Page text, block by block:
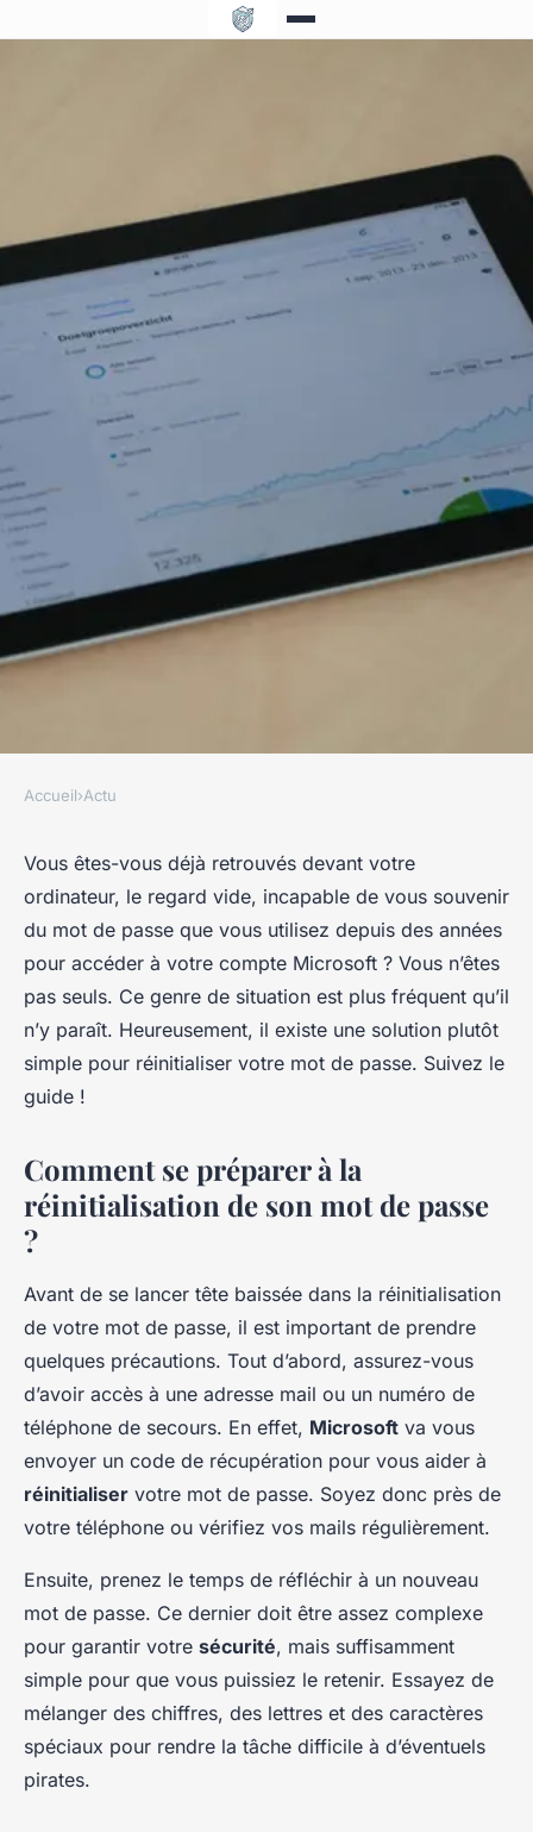
Quelles sont les étapes pour
réinitialiser votre mot de
passe en cas d'oubli ?
Clément•21 janvier 2024• 6 min de lecture
Accueil›Actu
Vous êtes-vous déjà retrouvés devant votre
ordinateur, le regard vide, incapable de vous souvenir
du mot de passe que vous utilisez depuis des années
pour accéder à votre compte Microsoft ? Vous n’êtes
pas seuls. Ce genre de situation est plus fréquent qu’il
n’y paraît. Heureusement, il existe une solution plutôt
simple pour réinitialiser votre mot de passe. Suivez le
guide !
Comment se préparer à la
réinitialisation de son mot de passe
?
Avant de se lancer tête baissée dans la réinitialisation
de votre mot de passe, il est important de prendre
quelques précautions. Tout d’abord, assurez-vous
d’avoir accès à une adresse mail ou un numéro de
téléphone de secours. En effet, Microsoft va vous
envoyer un code de récupération pour vous aider à
réinitialiser votre mot de passe. Soyez donc près de
votre téléphone ou vérifiez vos mails régulièrement.
Ensuite, prenez le temps de réfléchir à un nouveau
mot de passe. Ce dernier doit être assez complexe
pour garantir votre sécurité, mais suffisamment
simple pour que vous puissiez le retenir. Essayez de
mélanger des chiffres, des lettres et des caractères
spéciaux pour rendre la tâche difficile à d’éventuels
pirates.